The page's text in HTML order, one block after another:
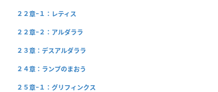
２２章−１：レティス
２２章−２：アルダララ
２３章：デスアルダララ
２４章：ランプのまおう
２５章−１：グリフィンクス